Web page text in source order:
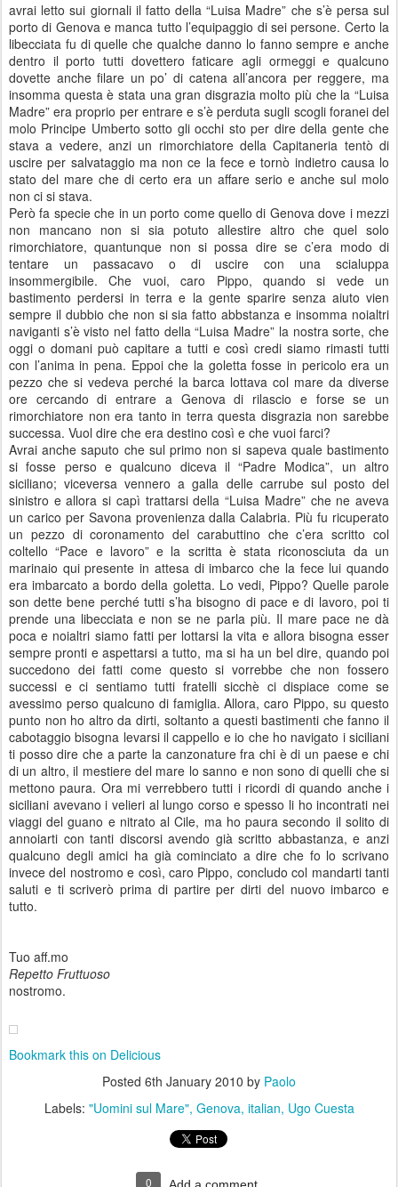
avrai letto sui giornali il fatto della “Luisa Madre” che s’è persa sul
porto di Genova e manca tutto l’equipaggio di sei persone. Certo la
libecciata fu di quelle che qualche danno lo fanno sempre e anche
dentro il porto tutti dovettero faticare agli ormeggi e qualcuno
dovette anche filare un po’ di catena all’ancora per reggere, ma
insomma questa è stata una gran disgrazia molto più che la “Luisa
Madre” era proprio per entrare e s’è perduta sugli scogli foranei del
molo Principe Umberto sotto gli occhi sto per dire della gente che
stava a vedere, anzi un rimorchiatore della Capitaneria tentò di
uscire per salvataggio ma non ce la fece e tornò indietro causa lo
stato del mare che di certo era un affare serio e anche sul molo
non ci si stava.
Però fa specie che in un porto come quello di Genova dove i mezzi
non mancano non si sia potuto allestire altro che quel solo
rimorchiatore, quantunque non si possa dire se c’era modo di
tentare un passacavo o di uscire con una scialuppa
insommergibile. Che vuoi, caro Pippo, quando si vede un
bastimento perdersi in terra e la gente sparire senza aiuto vien
sempre il dubbio che non si sia fatto abbstanza e insomma noialtri
naviganti s’è visto nel fatto della “Luisa Madre” la nostra sorte, che
oggi o domani può capitare a tutti e così credi siamo rimasti tutti
con l’anima in pena. Eppoi che la goletta fosse in pericolo era un
pezzo che si vedeva perché la barca lottava col mare da diverse
ore cercando di entrare a Genova di rilascio e forse se un
rimorchiatore non era tanto in terra questa disgrazia non sarebbe
successa. Vuol dire che era destino così e che vuoi farci?
Avrai anche saputo che sul primo non si sapeva quale bastimento
si fosse perso e qualcuno diceva il “Padre Modica”, un altro
siciliano; viceversa vennero a galla delle carrube sul posto del
sinistro e allora si capì trattarsi della “Luisa Madre” che ne aveva
un carico per Savona provenienza dalla Calabria. Più fu ricuperato
un pezzo di coronamento del carabuttino che c’era scritto col
coltello “Pace e lavoro” e la scritta è stata riconosciuta da un
marinaio qui presente in attesa di imbarco che la fece lui quando
era imbarcato a bordo della goletta. Lo vedi, Pippo? Quelle parole
son dette bene perché tutti s’ha bisogno di pace e di lavoro, poi ti
prende una libecciata e non se ne parla più. Il mare pace ne dà
poca e noialtri siamo fatti per lottarsi la vita e allora bisogna esser
sempre pronti e aspettarsi a tutto, ma si ha un bel dire, quando poi
succedono dei fatti come questo si vorrebbe che non fossero
successi e ci sentiamo tutti fratelli sicchè ci dispiace come se
avessimo perso qualcuno di famiglia. Allora, caro Pippo, su questo
punto non ho altro da dirti, soltanto a questi bastimenti che fanno il
cabotaggio bisogna levarsi il cappello e io che ho navigato i siciliani
ti posso dire che a parte la canzonature fra chi è di un paese e chi
di un altro, il mestiere del mare lo sanno e non sono di quelli che si
mettono paura. Ora mi verrebbero tutti i ricordi di quando anche i
siciliani avevano i velieri al lungo corso e spesso li ho incontrati nei
viaggi del guano e nitrato al Cile, ma ho paura secondo il solito di
annoiarti con tanti discorsi avendo già scritto abbastanza, e anzi
qualcuno degli amici ha già cominciato a dire che fo lo scrivano
invece del nostromo e così, caro Pippo, concludo col mandarti tanti
saluti e ti scriverò prima di partire per dirti del nuovo imbarco e
tutto.
Tuo aff.mo
Repetto Fruttuoso
nostromo.
Bookmark this on Delicious
Posted 6th January 2010 by Paolo
Labels: "Uomini sul Mare" Genova italian Ugo Cuesta
0